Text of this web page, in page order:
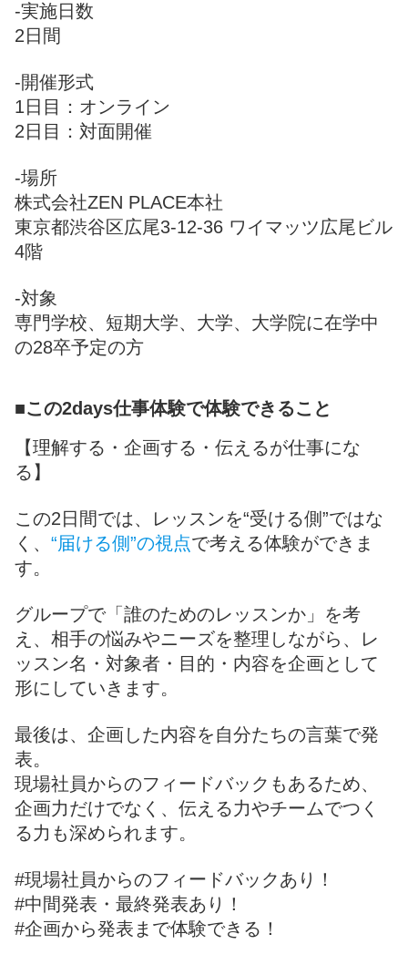
‐実施日数
2日間
‐開催形式
1日目：オンライン
2日目：対面開催
‐場所
株式会社ZEN PLACE本社
東京都渋谷区広尾3-12-36 ワイマッツ広尾ビル
4階
‐対象
専門学校、短期大学、大学、大学院に在学中
の28卒予定の方
■この2days仕事体験で体験できること
【理解する・企画する・伝えるが仕事にな
る】
この2日間では、レッスンを“受ける側”ではな
く、 “届ける側”の視点で考える体験ができま
す。
グループで「誰のためのレッスンか」を考
え、相手の悩みやニーズを整理しながら、レ
ッスン名・対象者・目的・内容を企画として
形にしていきます。
最後は、企画した内容を自分たちの言葉で発
表。
現場社員からのフィードバックもあるため、
企画力だけでなく、伝える力やチームでつく
る力も深められます。
#現場社員からのフィードバックあり！
#中間発表・最終発表あり！
#企画から発表まで体験できる！